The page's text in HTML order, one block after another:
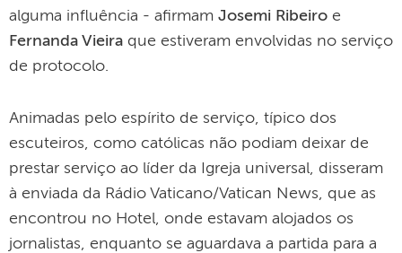
alguma influência - afirmam Josemi Ribeiro e
Fernanda Vieira que estiveram envolvidas no serviço
de protocolo.
Animadas pelo espírito de serviço, típico dos
escuteiros, como católicas não podiam deixar de
prestar serviço ao líder da Igreja universal, disseram
à enviada da Rádio Vaticano/Vatican News, que as
encontrou no Hotel, onde estavam alojados os
jornalistas, enquanto se aguardava a partida para a